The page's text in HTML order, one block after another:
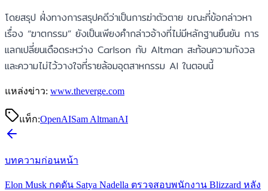
โดยสรุป ฝั่งทางการสรุปคดีว่าเป็นการฆ่าตัวตาย ขณะที่ข้อกล่าวหา
เรื่อง “ฆาตกรรม” ยังเป็นเพียงคำกล่าวอ้างที่ไม่มีหลักฐานยืนยัน การ
แลกเปลี่ยนเดือดระหว่าง Carlson กับ Altman สะท้อนความกังวล
และความไม่ไว้วางใจที่รายล้อมอุตสาหกรรม AI ในตอนนี้
แหล่งข่าว: www.theverge.com
แท็ก:OpenAISam AltmanAI
บทความก่อนหน้า
Elon Musk กดดัน Satya Nadella ตรวจสอบพนักงาน Blizzard หลัง